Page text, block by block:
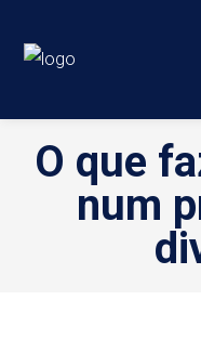
O que
num